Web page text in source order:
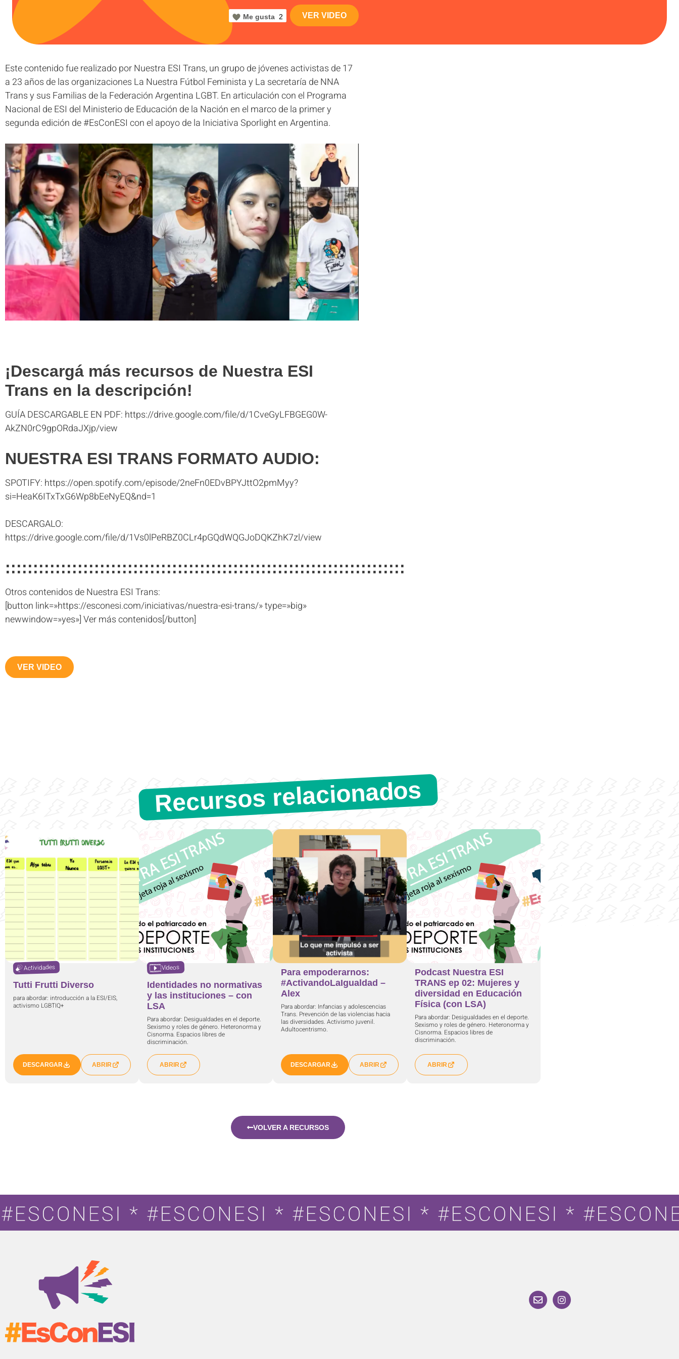
Me gusta 2 VER VIDEO
Este contenido fue realizado por Nuestra ESI Trans, un grupo de jóvenes activistas de 17
a 23 años de las organizaciones La Nuestra Fútbol Feminista y La secretaría de NNA
Trans y sus Familias de la Federación Argentina LGBT. En articulación con el Programa
Nacional de ESI del Ministerio de Educación de la Nación en el marco de la primer y
segunda edición de #EsConESI con el apoyo de la Iniciativa Sporlight en Argentina.
¡Descargá más recursos de Nuestra ESI
Trans en la descripción!
GUÍA DESCARGABLE EN PDF: https://drive.google.com/file/d/1CveGyLFBGEG0W-
AkZN0rC9gpORdaJXjp/view
NUESTRA ESI TRANS FORMATO AUDIO:
SPOTIFY: https://open.spotify.com/episode/2neFn0EDvBPYJttO2pmMyy?
si=HeaK6ITxTxG6Wp8bEeNyEQ&nd=1
DESCARGALO:
https://drive.google.com/file/d/1Vs0lPeRBZ0CLr4pGQdWQGJoDQKZhK7zl/view
::::::::::::::::::::::::::::::::::::::::::::::::::::::::::::::::::::::::
Otros contenidos de Nuestra ESI Trans:
[button link=»https://esconesi.com/iniciativas/nuestra-esi-trans/» type=»big»
newwindow=»yes»] Ver más contenidos[/button]
VER VIDEO
Recursos relacionados
Actividades
Tutti Frutti Diverso
para abordar: introducción a la ESI/EIS,
activismo LGBTIQ+
DESCARGAR ABRIR
Videos
Identidades no normativas
y las instituciones – con
LSA
Para abordar: Desigualdades en el deporte.
Sexismo y roles de género. Heteronorma y
Cisnorma. Espacios libres de
discriminación.
ABRIR
Para empoderarnos:
#ActivandoLaIgualdad –
Alex
Para abordar: Infancias y adolescencias
Trans. Prevención de las violencias hacia
las diversidades. Activismo juvenil.
Adultocentrismo.
DESCARGAR ABRIR
Podcast Nuestra ESI
TRANS ep 02: Mujeres y
diversidad en Educación
Física (con LSA)
Para abordar: Desigualdades en el deporte.
Sexismo y roles de género. Heteronorma y
Cisnorma. Espacios libres de
discriminación.
ABRIR
VOLVER A RECURSOS